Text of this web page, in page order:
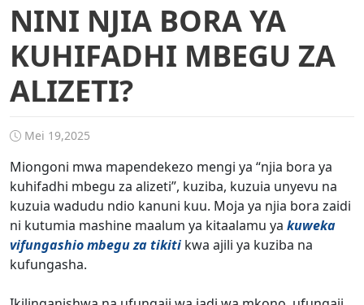
NINI NJIA BORA YA
KUHIFADHI MBEGU ZA
ALIZETI?
Mei 19,2025
Miongoni mwa mapendekezo mengi ya “njia bora ya
kuhifadhi mbegu za alizeti”, kuziba, kuzuia unyevu na
kuzuia wadudu ndio kanuni kuu. Moja ya njia bora zaidi
ni kutumia mashine maalum ya kitaalamu ya kuweka
vifungashio mbegu za tikiti kwa ajili ya kuziba na
kufungasha.